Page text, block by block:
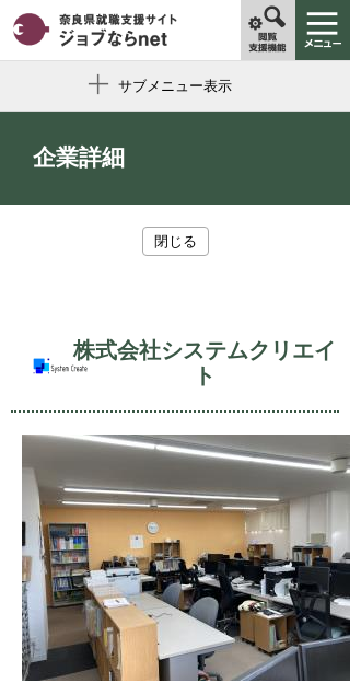
サブメニュー表示
企業詳細
閉じる
株式会社システムクリエイ
ト